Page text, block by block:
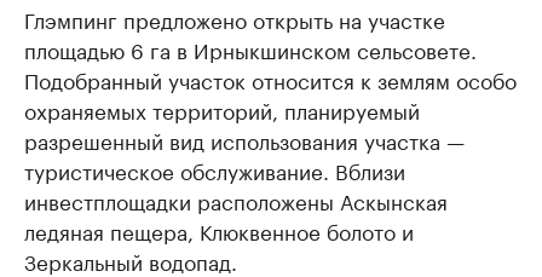
Глэмпинг предложено открыть на участке
площадью 6 га в Ирныкшинском сельсовете.
Подобранный участок относится к землям особо
охраняемых территорий, планируемый
разрешенный вид использования участка —
туристическое обслуживание. Вблизи
инвестплощадки расположены Аскынская
ледяная пещера, Клюквенное болото и
Зеркальный водопад.